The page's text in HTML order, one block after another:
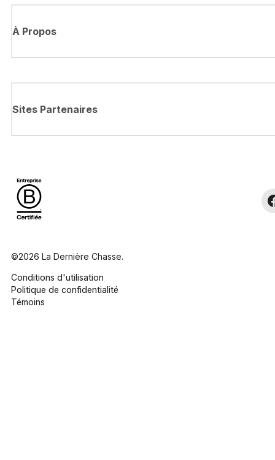
À Propos
Sites Partenaires
©2026 La Dernière Chasse.
Conditions d'utilisation
Politique de confidentialité
Témoins